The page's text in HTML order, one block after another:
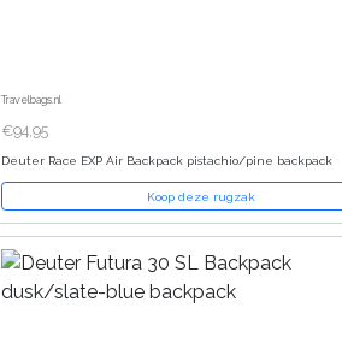
Travelbags.nl
€94,95
Deuter Race EXP Air Backpack pistachio/pine backpack
Koop deze rugzak